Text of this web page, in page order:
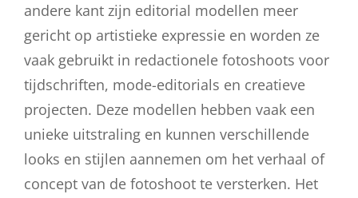
andere kant zijn editorial modellen meer
gericht op artistieke expressie en worden ze
vaak gebruikt in redactionele fotoshoots voor
tijdschriften, mode-editorials en creatieve
projecten. Deze modellen hebben vaak een
unieke uitstraling en kunnen verschillende
looks en stijlen aannemen om het verhaal of
concept van de fotoshoot te versterken. Het